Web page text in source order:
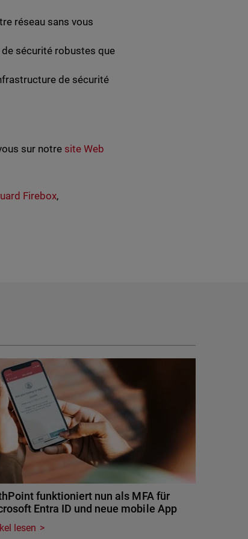
réseau sans vous
sécurité robustes que
de sécurité
sur notre site Web
Firebox,
funktioniert nun als MFA für
Entra ID und neue mobile App
lesen